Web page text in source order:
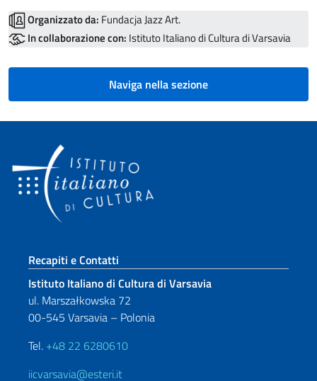
Organizzato da: Fundacja Jazz Art.
In collaborazione con: Istituto Italiano di Cultura di Varsavia
Naviga nella sezione
Sezione footer
Recapiti e Contatti
Istituto Italiano di Cultura di Varsavia
ul. Marszałkowska 72
00-545 Varsavia – Polonia
Tel. +48 22 6280610
iicvarsavia@esteri.it